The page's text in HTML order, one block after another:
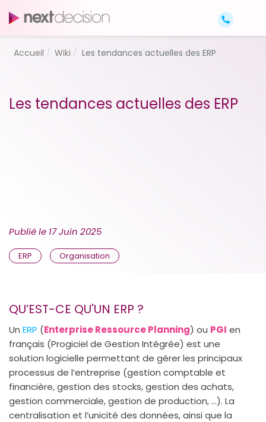
Accueil Wiki Les tendances actuelles des ERP
Les tendances actuelles des ERP
Publié le 17 Juin 2025
ERP Organisation
QU’EST-CE QU'UN ERP ?
Un ERP (Enterprise Ressource Planning) ou PGI en
français (Progiciel de Gestion Intégrée) est une
solution logicielle permettant de gérer les principaux
processus de l’entreprise (gestion comptable et
financière, gestion des stocks, gestion des achats,
gestion commerciale, gestion de production, …). La
centralisation et l’unicité des données, ainsi que la